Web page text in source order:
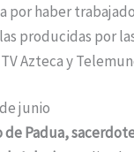
por haber
producidas por
Azteca y
junio
de Padua,